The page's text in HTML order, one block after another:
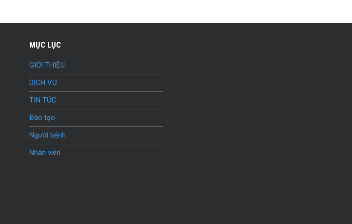
MỤC LỤC
GIỚI THIỆU
DỊCH VỤ
TIN TỨC
Đào tạo
Người bệnh
Nhân viên